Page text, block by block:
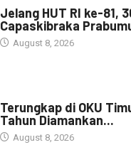
Jelang HUT RI ke-81,
Capaskibraka
August 8, 2026
Terungkap di OKU
Tahun Diamankan...
August 8, 2026